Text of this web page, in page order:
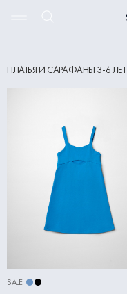
ПЛАТЬЯ И САРАФАНЫ 3-6 ЛЕТ
SALE